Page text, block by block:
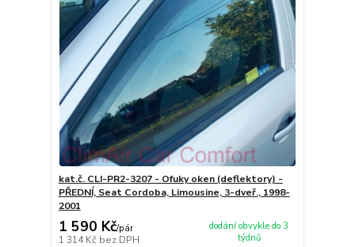
kat.č. CLI-PR2-3207 - Ofuky oken (deflektory) -
PŘEDNÍ, Seat Cordoba, Limousine, 3-dveř., 1998-
2001
1 590 Kč/pár
1 314 Kč bez DPH
dodání obvykle do 3
týdnů